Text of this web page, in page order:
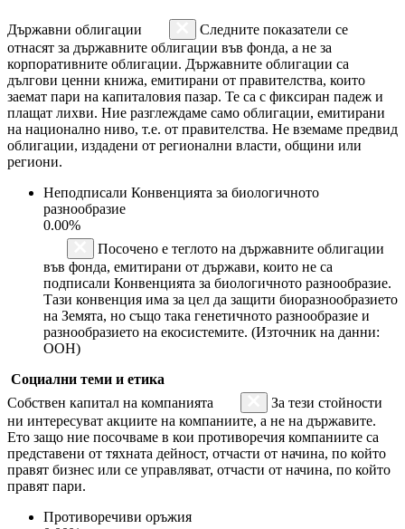
Държавни облигации
Следните показатели се
отнасят за държавните облигации във фонда, а не за
корпоративните облигации. Държавните облигации са
дългови ценни книжа, емитирани от правителства, които
заемат пари на капиталовия пазар. Те са с фиксиран падеж и
плащат лихви. Ние разглеждаме само облигации, емитирани
на национално ниво, т.е. от правителства. Не вземаме предвид
облигации, издадени от регионални власти, общини или
региони.
Неподписали Конвенцията за биологичното
разнообразие
0.00%
Посочено е теглото на държавните облигации
във фонда, емитирани от държави, които не са
подписали Конвенцията за биологичното разнообразие.
Тази конвенция има за цел да защити биоразнообразието
на Земята, но също така генетичното разнообразие и
разнообразието на екосистемите. (Източник на данни:
ООН)
Социални теми и етика
Собствен капитал на компанията
За тези стойности
ни интересуват акциите на компаниите, а не на държавите.
Ето защо ние посочваме в кои противоречия компаниите са
представени от тяхната дейност, отчасти от начина, по който
правят бизнес или се управляват, отчасти от начина, по който
правят пари.
Противоречиви оръжия